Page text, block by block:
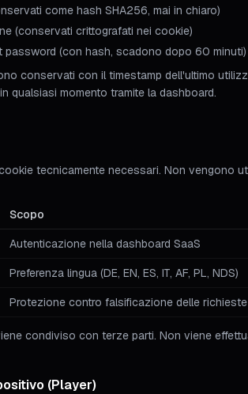
come hash SHA256, mai in chiaro)
(conservati crittografati nei cookie)
password (con hash, scadono dopo 60 minuti)
conservati con il timestamp dell'ultimo
qualsiasi momento tramite la dashboard.
tecnicamente necessari. Non vengono
Scopo
Autenticazione nella dashboard SaaS
Preferenza lingua (DE, EN, ES, IT, AF, PL, NDS)
Protezione contro falsificazione delle
condiviso con terze parti. Non viene
(Player)